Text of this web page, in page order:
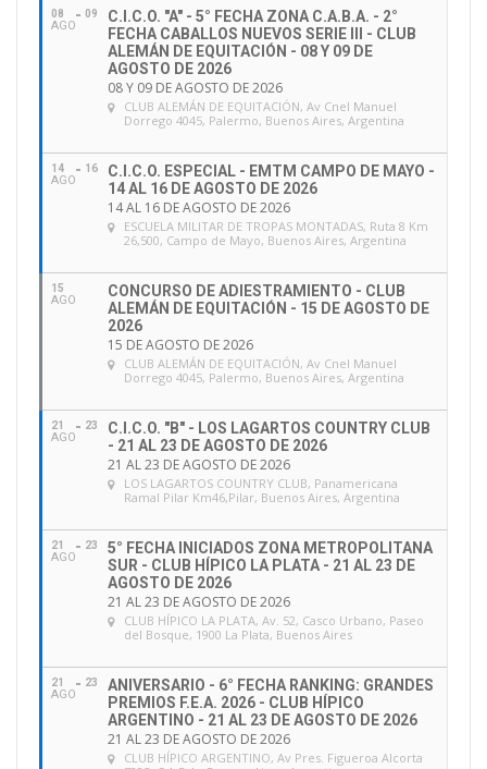
08
AGO
09
C.I.C.O. "A" - 5° FECHA ZONA C.A.B.A. - 2°
FECHA CABALLOS NUEVOS SERIE III - CLUB
ALEMÁN DE EQUITACIÓN - 08 Y 09 DE
AGOSTO DE 2026
08 Y 09 DE AGOSTO DE 2026
CLUB ALEMÁN DE EQUITACIÓN, Av Cnel Manuel
Dorrego 4045, Palermo, Buenos Aires, Argentina
14
AGO
16
C.I.C.O. ESPECIAL - EMTM CAMPO DE MAYO -
14 AL 16 DE AGOSTO DE 2026
14 AL 16 DE AGOSTO DE 2026
ESCUELA MILITAR DE TROPAS MONTADAS, Ruta 8 Km
26,500, Campo de Mayo, Buenos Aires, Argentina
15
AGO
CONCURSO DE ADIESTRAMIENTO - CLUB
ALEMÁN DE EQUITACIÓN - 15 DE AGOSTO DE
2026
15 DE AGOSTO DE 2026
CLUB ALEMÁN DE EQUITACIÓN, Av Cnel Manuel
Dorrego 4045, Palermo, Buenos Aires, Argentina
21
AGO
23
C.I.C.O. "B" - LOS LAGARTOS COUNTRY CLUB
- 21 AL 23 DE AGOSTO DE 2026
21 AL 23 DE AGOSTO DE 2026
LOS LAGARTOS COUNTRY CLUB, Panamericana
Ramal Pilar Km46,Pilar, Buenos Aires, Argentina
21
AGO
23
5° FECHA INICIADOS ZONA METROPOLITANA
SUR - CLUB HÍPICO LA PLATA - 21 AL 23 DE
AGOSTO DE 2026
21 AL 23 DE AGOSTO DE 2026
CLUB HÍPICO LA PLATA, Av. 52, Casco Urbano, Paseo
del Bosque, 1900 La Plata, Buenos Aires
21
AGO
23
ANIVERSARIO - 6° FECHA RANKING: GRANDES
PREMIOS F.E.A. 2026 - CLUB HÍPICO
ARGENTINO - 21 AL 23 DE AGOSTO DE 2026
21 AL 23 DE AGOSTO DE 2026
CLUB HÍPICO ARGENTINO, Av Pres. Figueroa Alcorta